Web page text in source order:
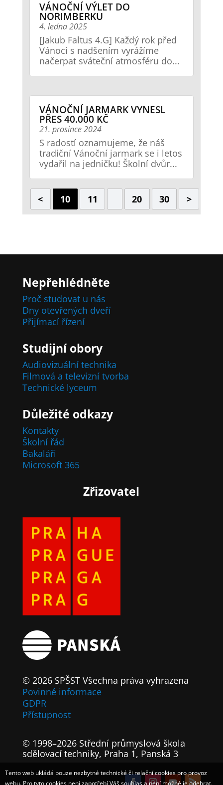
VÁNOČNÍ VÝLET DO
NORIMBERKU
4. ledna 2025
[Jakub Faltus 4.G] Každý rok před
Vánoci s nadšením vyrážíme
načerpat sváteční atmosféru do...
VÁNOČNÍ JARMARK VYNESL
PŘES 40.000 KČ
21. prosince 2024
S radostí oznamujeme, že náš
tradiční Vánoční jarmark se i letos
vydařil na jedničku! Školní dvůr...
< 10 11 20 30 >
Nepřehlédněte
Proč studovat u nás
Dny otevřených dveří
Přijímací řízení
Studijní obory
Audiovizuální technika
Filmová a televizní tvorba
Technické lyceum
Důležité odkazy
Kontakty
Školní řád
Bakaláři
Microsoft 365
Zřizovatel
© 2026 SPŠST Všechna práva vyhrazena
Povinné informace
GDPR
Přístupnost
© 1998–2026 Střední průmyslová škola
sdělovací techniky, Praha 1, Panská 3
Tento web ukládá pouze nezbytné technické či relační cookies pro provoz
webu. Pro tyto cookies není zapotřebí Váš souhlas a není možné je odebrat.